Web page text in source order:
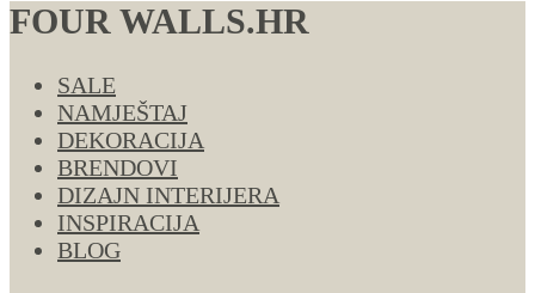
FOUR WALLS.HR
SALE
NAMJEŠTAJ
DEKORACIJA
BRENDOVI
DIZAJN INTERIJERA
INSPIRACIJA
BLOG